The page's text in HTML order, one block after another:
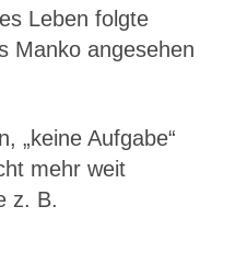
Leben folgte
Manko angesehen
„keine Aufgabe“
mehr weit
z. B.